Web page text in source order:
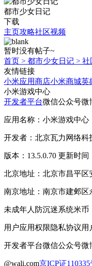
都市少女日记
下载
主页攻略社区视频
暂时没有帖子~
首页 > 都市少女日记 > 社
友情链接
小米应用商店小米商城英
小米游戏中心
开发者平台微信公众号微
应用名称：小米游戏中心
开发者：北京瓦力网络科
版本：13.5.0.70 更新时间
北京地址：北京市昌平区
南京地址：南京市建邺区
未成年人防沉迷系统米币
用户应用权限隐私协议用
开发者平台微信公众号微
@wali.com京ICP证110335